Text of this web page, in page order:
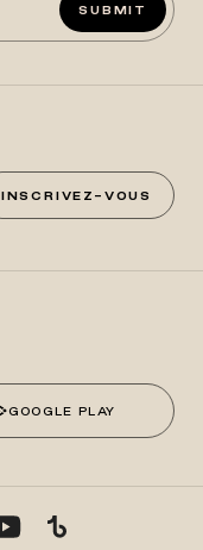
SUBMIT
INSCRIVEZ-VOUS
GOOGLE PLAY